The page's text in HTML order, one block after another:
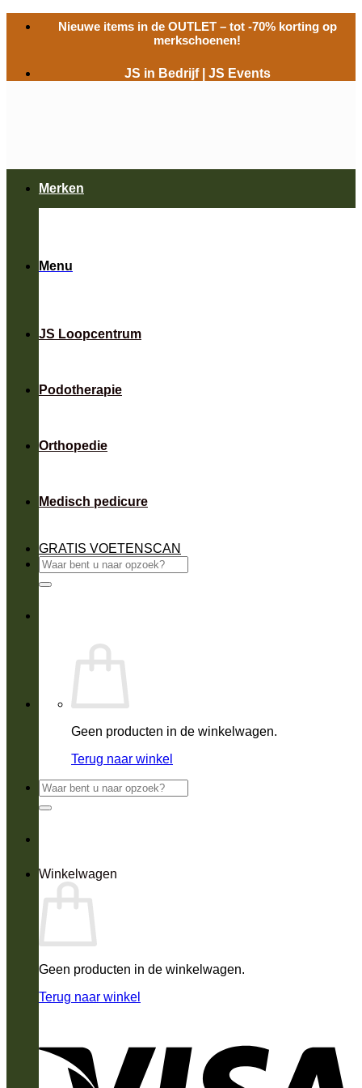
naar
Nieuwe items in de OUTLET– tot -70% korting op
merkschoenen!
JS in Bedrijf JS Events
Menu
JS Loopcentrum
Podotherapie
Orthopedie
Medisch pedicure
GRATIS VOETENSCAN
Zoeken
naar:
Geen producten in de winkelwagen.
Terug naar winkel
Zoeken
naar:
Winkelwagen
Geen producten in de winkelwagen.
Terug naar winkel
Merken